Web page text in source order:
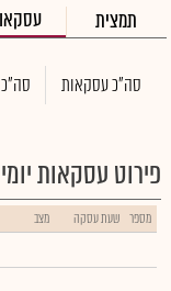
תמצית
סה"כ עסקאות
פירוט עסקאות
מספר שעת עסקה מצב